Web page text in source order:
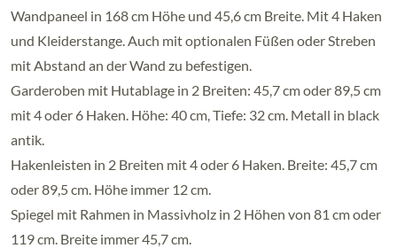
Wandpaneel in 168 cm Höhe und 45,6 cm Breite. Mit 4 Haken
und Kleiderstange. Auch mit optionalen Füßen oder Streben
mit Abstand an der Wand zu befestigen.
Garderoben mit Hutablage in 2 Breiten: 45,7 cm oder 89,5 cm
mit 4 oder 6 Haken. Höhe: 40 cm, Tiefe: 32 cm. Metall in black
antik.
Hakenleisten in 2 Breiten mit 4 oder 6 Haken. Breite: 45,7 cm
oder 89,5 cm. Höhe immer 12 cm.
Spiegel mit Rahmen in Massivholz in 2 Höhen von 81 cm oder
119 cm. Breite immer 45,7 cm.